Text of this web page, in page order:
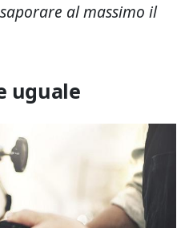
al massimo il
uguale